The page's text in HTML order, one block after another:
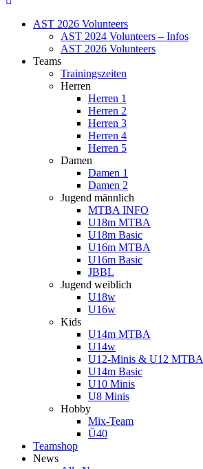
AST 2026 Volunteers
AST 2024 Volunteers – Infos
AST 2026 Volunteers
Teams
Trainingszeiten
Herren
Herren 1
Herren 2
Herren 3
Herren 4
Herren 5
Damen
Damen 1
Damen 2
Jugend männlich
MTBA INFO
U18m MTBA
U18m Basic
U16m MTBA
U16m Basic
JBBL
Jugend weiblich
U18w
U16w
Kids
U14m MTBA
U14w
U12-Minis & U12 MTBA
U14m Basic
U10 Minis
U8 Minis
Hobby
Mix-Team
Ü40
Teamshop
News